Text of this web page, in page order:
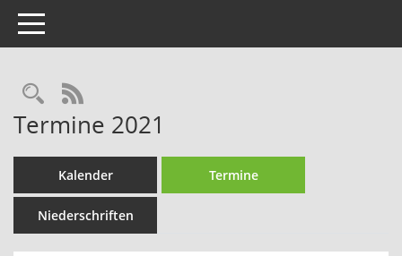
Toggle navigation
Rechercheauswahl
RSS-Feed
Termine 2021
Kalender Termine
Niederschriften